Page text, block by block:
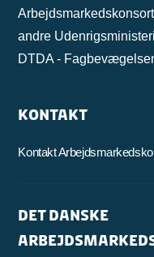
andre
DTDA -
KONTAKT
Kontakt
DET DANSKE